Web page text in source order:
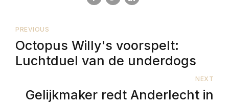
PREVIOUS
Octopus Willy's voorspelt:
Luchtduel van de underdogs
NEXT
Gelijkmaker redt Anderlecht in